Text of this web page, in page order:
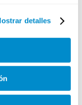
detalles
y la
escala
energía, lo que